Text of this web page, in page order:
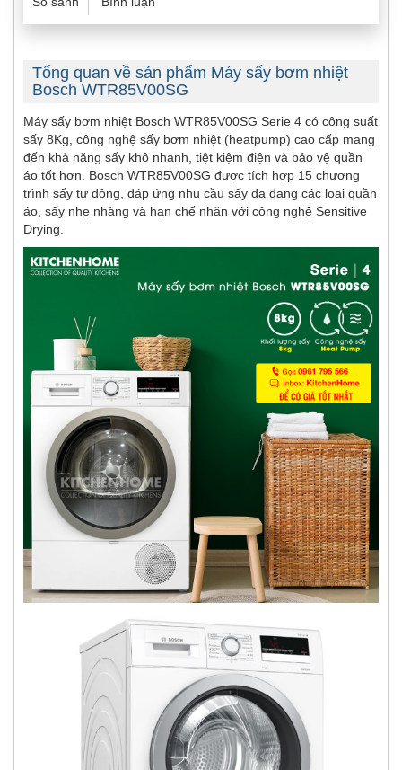
Tổng quan về sản phẩm Máy sấy bơm nhiệt
Bosch WTR85V00SG
Máy sấy bơm nhiệt Bosch WTR85V00SG Serie 4 có công suất
sấy 8Kg, công nghệ sấy bơm nhiệt (heatpump) cao cấp mang
đến khả năng sấy khô nhanh, tiệt kiệm điện và bảo vệ quần
áo tốt hơn. Bosch WTR85V00SG được tích hợp 15 chương
trình sấy tự động, đáp ứng nhu cầu sấy đa dạng các loại quần
áo, sấy nhẹ nhàng và hạn chế nhăn với công nghệ Sensitive
Drying.